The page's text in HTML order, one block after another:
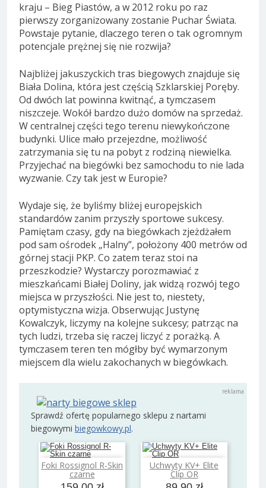
kraju – Bieg Piastów, a w 2012 roku po raz
pierwszy zorganizowany zostanie Puchar Świata.
Powstaje pytanie, dlaczego teren o tak ogromnym
potencjale prężnej się nie rozwija?
Najbliżej jakuszyckich tras biegowych znajduje się
Biała Dolina, która jest częścią Szklarskiej Poręby.
Od dwóch lat powinna kwitnąć, a tymczasem
niszczeje. Wokół bardzo dużo domów na sprzedaż.
W centralnej części tego terenu niewykończone
budynki. Ulice mało przejezdne, możliwość
zatrzymania się tu na pobyt z rodziną niewielka.
Przyjechać na biegówki bez samochodu to nie lada
wyzwanie. Czy tak jest w Europie?
Wydaje się, że byliśmy bliżej europejskich
standardów zanim przyszły sportowe sukcesy.
Pamiętam czasy, gdy na biegówkach zjeżdżałem
pod sam ośrodek „Halny”, położony 400 metrów od
górnej stacji PKP. Co zatem teraz stoi na
przeszkodzie? Wystarczy porozmawiać z
mieszkańcami Białej Doliny, jak widzą rozwój tego
miejsca w przyszłości. Nie jest to, niestety,
optymistyczna wizja. Obserwując Justynę
Kowalczyk, liczymy na kolejne sukcesy; patrząc na
tych ludzi, trzeba się raczej liczyć z porażką. A
tymczasem teren ten mógłby być wymarzonym
miejscem dla wielu zakochanych w biegówkach.
Sprawdź ofertę popularnego sklepu z nartami
biegowymi biegowkowy.pl.
Foki Rossignol R-Skin
czarne
Dodaj do koszyka Uchwyty KV+ Elite
Clip OR
Dodaj do koszyka